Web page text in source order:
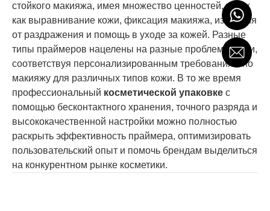
стойкого макияжа, имея множество ценностей, таких
как выравнивание кожи, фиксация макияжа, изоляция
от раздражения и помощь в уходе за кожей. Разные
типы праймеров нацелены на разные проблемы кожи,
соответствуя персонализированным требованиям по
макияжу для различных типов кожи. В то же время
профессиональный косметической упаковке с
помощью бесконтактного хранения, точного разряда и
высококачественной настройки можно полностью
раскрыть эффективность праймера, оптимизировать
пользовательский опыт и помочь брендам выделиться
на конкурентном рынке косметики.